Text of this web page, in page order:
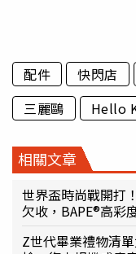
配件 快閃店
三麗鷗
Hello
相關文章
世界盃時尚戰開打
欠收，BAPE®高彩
Z世代畢業禮物清